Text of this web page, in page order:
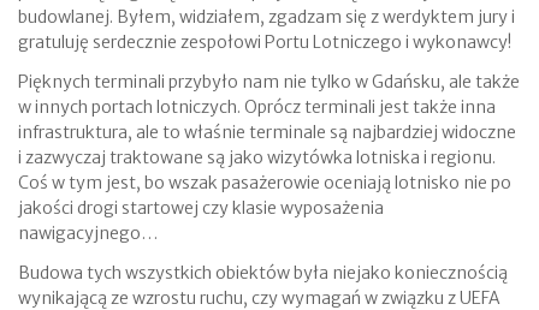
budowlanej. Byłem, widziałem, zgadzam się z werdyktem jury i
gratuluję serdecznie zespołowi Portu Lotniczego i wykonawcy!
Pięknych terminali przybyło nam nie tylko w Gdańsku, ale także
w innych portach lotniczych. Oprócz terminali jest także inna
infrastruktura, ale to właśnie terminale są najbardziej widoczne
i zazwyczaj traktowane są jako wizytówka lotniska i regionu.
Coś w tym jest, bo wszak pasażerowie oceniają lotnisko nie po
jakości drogi startowej czy klasie wyposażenia
nawigacyjnego…
Budowa tych wszystkich obiektów była niejako koniecznością
wynikającą ze wzrostu ruchu, czy wymagań w związku z UEFA